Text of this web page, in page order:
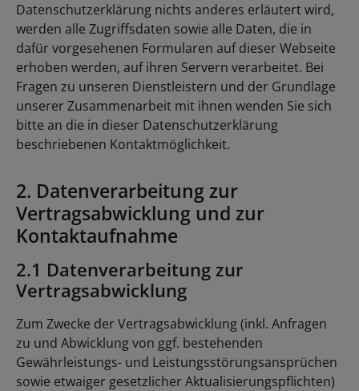
Datenschutzerklärung nichts anderes erläutert wird,
werden alle Zugriffsdaten sowie alle Daten, die in
dafür vorgesehenen Formularen auf dieser Webseite
erhoben werden, auf ihren Servern verarbeitet. Bei
Fragen zu unseren Dienstleistern und der Grundlage
unserer Zusammenarbeit mit ihnen wenden Sie sich
bitte an die in dieser Datenschutzerklärung
beschriebenen Kontaktmöglichkeit.
2. Datenverarbeitung zur
Vertragsabwicklung und zur
Kontaktaufnahme
2.1 Datenverarbeitung zur
Vertragsabwicklung
Zum Zwecke der Vertragsabwicklung (inkl. Anfragen
zu und Abwicklung von ggf. bestehenden
Gewährleistungs- und Leistungsstörungsansprüchen
sowie etwaiger gesetzlicher Aktualisierungspflichten)